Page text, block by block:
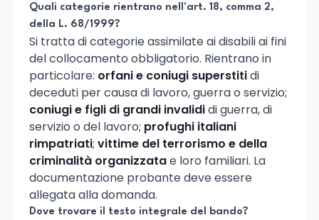
Quali categorie rientrano nell'art. 18, comma 2,
della L. 68/1999?
Si tratta di categorie assimilate ai disabili ai fini
del collocamento obbligatorio. Rientrano in
particolare: orfani e coniugi superstitidi
deceduti per causa di lavoro, guerra o servizio;
coniugi e figli di grandi invalididi guerra, di
servizio o del lavoro; profughi italiani
rimpatriati; vittime del terrorismo e della
criminalità organizzatae loro familiari. La
documentazione probante deve essere
allegata alla domanda.
Dove trovare il testo integrale del bando?